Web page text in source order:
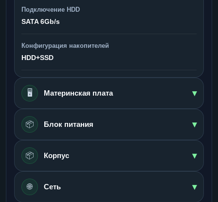
Подключение HDD
SATA 6Gb/s
Конфигурация накопителей
HDD+SSD
🖥️ Материнская плата ▾
📦 Блок питания ▾
📦 Корпус ▾
🌐 Сеть ▾